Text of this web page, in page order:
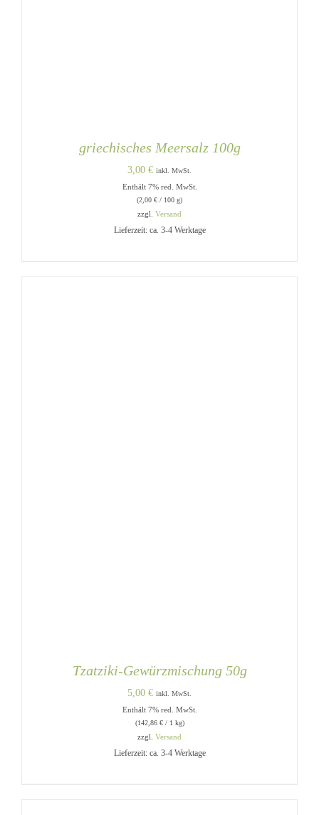
griechisches Meersalz 100g
3,00 € inkl. MwSt.
Enthält 7% red. MwSt.
(2,00 € / 100 g)
zzgl. Versand
Lieferzeit: ca. 3-4 Werktage
Tzatziki-Gewürzmischung 50g
5,00 € inkl. MwSt.
Enthält 7% red. MwSt.
(142,86 €/ 1 kg)
zzgl. Versand
Lieferzeit: ca. 3-4 Werktage